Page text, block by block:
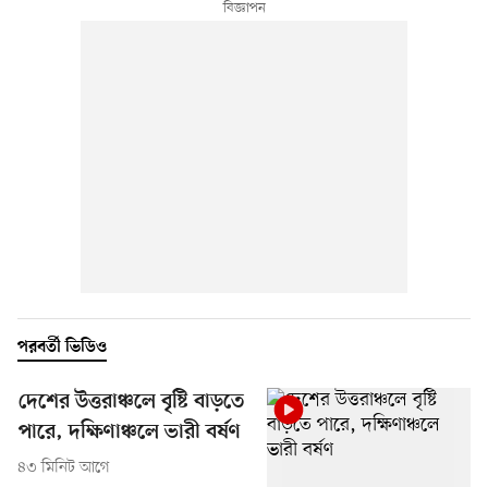
পরবর্তী ভিডিও
দেশের উত্তরাঞ্চলে বৃষ্টি বাড়তে
পারে, দক্ষিণাঞ্চলে ভারী বর্ষণ
৪৩ মিনিট আগে